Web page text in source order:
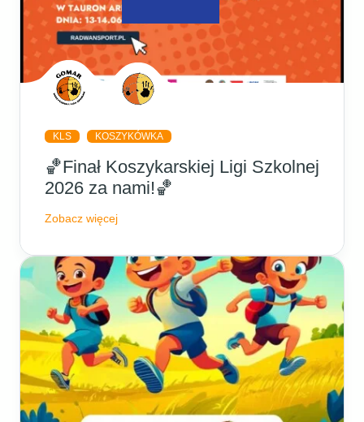
KLS KOSZYKÓWKA
🏀Finał Koszykarskiej Ligi Szkolnej
2026 za nami!🏀
Zobacz więcej